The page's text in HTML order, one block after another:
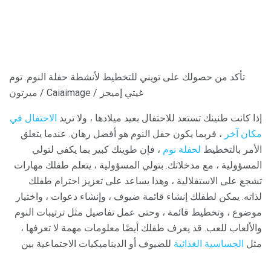
تأكد من حصولك على تويني للتخطيط لأنشطة حفلة النوم. توم
ميرتون / Caiaimage / غيتي إميجز
إذا كانت طنينك تستعد للاحتفال بعيد ميلادها ، ولا تريد الاحتفال في
مكان آخر ، فربما يكون حفل النوم هو أفضل رهان. عندما يتعلق
الأمر بالتخطيط لحفلة نوم ، فإن طوينك كبير بما يكفي لتولي
المسؤولية ، مع مدخلاتك. بتولي المسؤولية ، يتعلم طفلك مهارات
تشجع على الاستقلالية ، وهذا يساعد على تعزيز احترام طفلك
لذاته. يمكن لطفلك إنشاء قائمة ضيوف ، وإنشاء دعوات ، واختيار
موضوع ، وتخطيط قائمة ، وحتى عمل تفاصيل مثل ترتيبات النوم
والألعاب للعب. قد يعرف طفلك أيضًا معلومات مهمة لا تعرفها ،
مثل الحساسية الغذائية للضيوف أو الديناميكيات الاجتماعية بين